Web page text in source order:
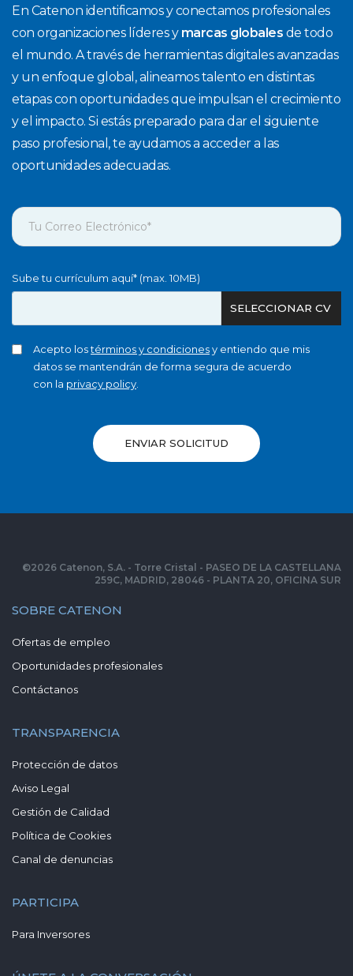
En Catenon identificamos y conectamos profesionales
con organizaciones líderes y marcas globales de todo
el mundo. A través de herramientas digitales avanzadas
y un enfoque global, alineamos talento en distintas
etapas con oportunidades que impulsan el crecimiento
y el impacto. Si estás preparado para dar el siguiente
paso profesional, te ayudamos a acceder a las
oportunidades adecuadas.
Sube tu currículum aquí* (max. 10MB)
SELECCIONAR CV
Acepto lostérminos y condicionesy entiendo que mis
datos se mantendrán de forma segura de acuerdo
con la privacy policy
ENVIAR SOLICITUD
SOBRE CATENON
Ofertas de empleo
Oportunidades profesionales
Contáctanos
TRANSPARENCIA
Protección de datos
Aviso Legal
Gestión de Calidad
Política de Cookies
Canal de denuncias
PARTICIPA
Para Inversores
©2026 Catenon, S.A. - Torre Cristal - PASEO DE LA CASTELLANA
259C, MADRID, 28046 - PLANTA 20, OFICINA SUR